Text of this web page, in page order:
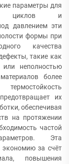
параметры для
циклов и
давлением эти
формы при
качества
такие как
неполностью
более
их
обеспечивая
на протяжении
частой
Эта
экономию за счёт
повышения